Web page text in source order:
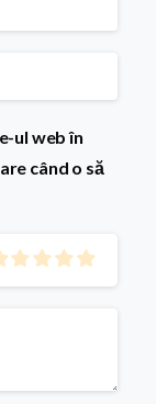
ul web în
când o să